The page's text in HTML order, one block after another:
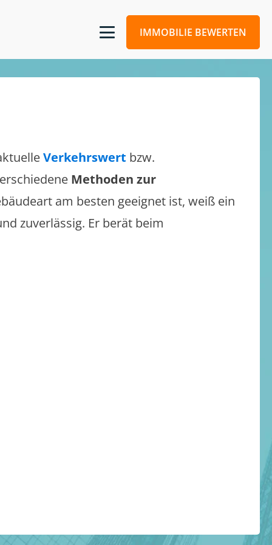
IMMOBILIE BEWERTEN
Verkehrswert bzw.
Methoden zur
am besten geeignet ist, weiß ein
zuverlässig. Er berät beim